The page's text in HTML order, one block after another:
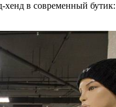
в современный